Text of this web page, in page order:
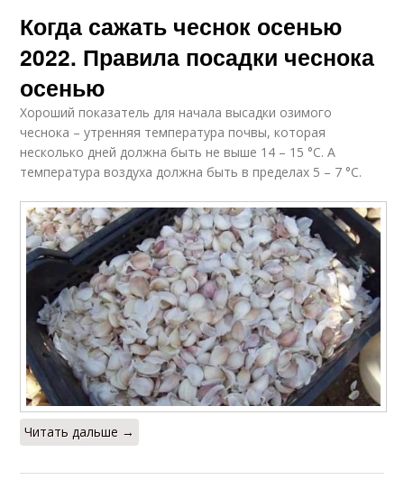
Когда сажать чеснок осенью
2022. Правила посадки чеснока
осенью
Хороший показатель для начала высадки озимого
чеснока – утренняя температура почвы, которая
несколько дней должна быть не выше 14 – 15 °С. А
температура воздуха должна быть в пределах 5 – 7 °С.
Читать дальше →